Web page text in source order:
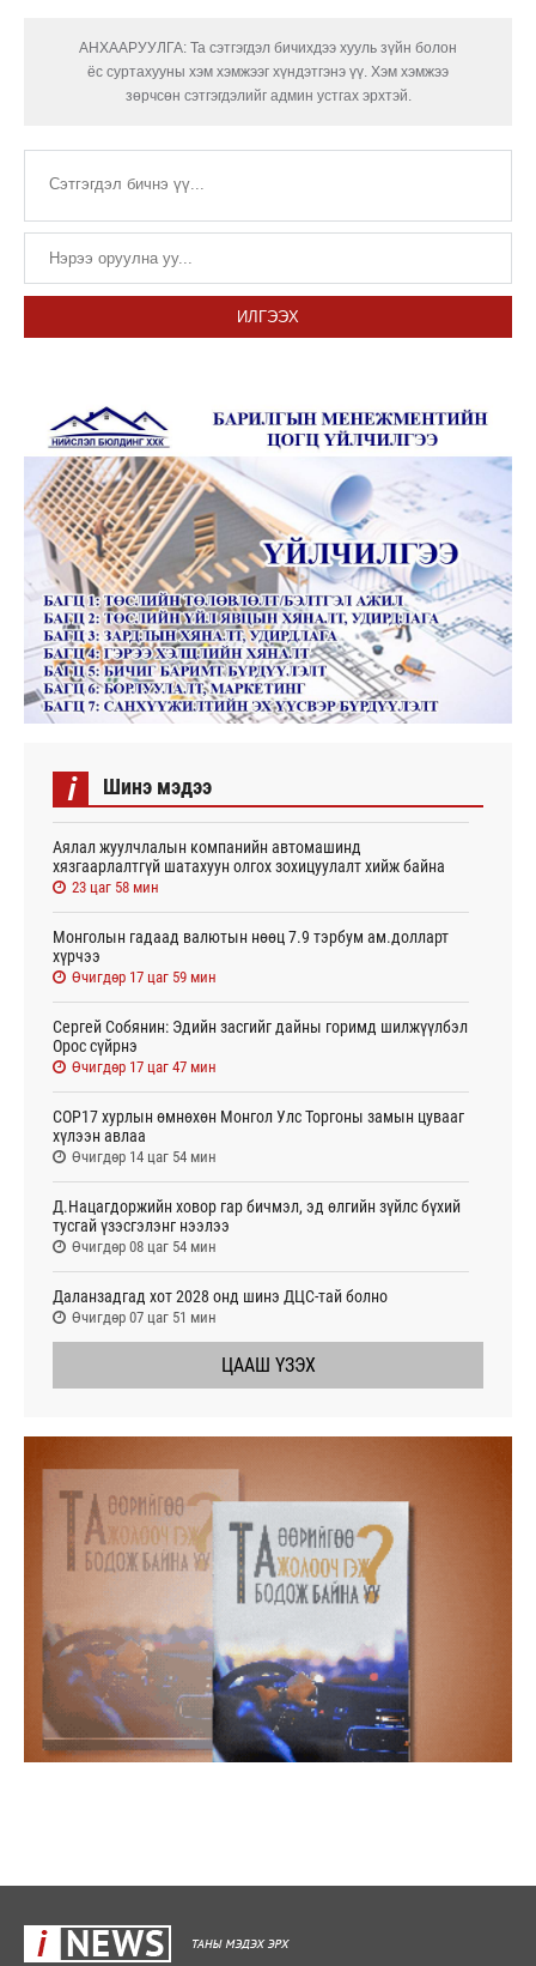
АНХААРУУЛГА: Та сэтгэгдэл бичихдээ хууль зүйн болон
ёс суртахууны хэм хэмжээг хүндэтгэнэ үү. Хэм хэмжээ
зөрчсөн сэтгэгдэлийг админ устгах эрхтэй.
ИЛГЭЭХ
i Шинэ мэдээ
Аялал жуулчлалын компанийн автомашинд
хязгаарлалтгүй шатахуун олгох зохицуулалт хийж байна
23 цаг 58 мин
Монголын гадаад валютын нөөц 7.9 тэрбум ам.долларт
хүрчээ
Өчигдөр 17 цаг 59 мин
Сергей Собянин: Эдийн засгийг дайны горимд шилжүүлбэл
Орос сүйрнэ
Өчигдөр 17 цаг 47 мин
COP17 хурлын өмнөхөн Монгол Улс Торгоны замын цувааг
хүлээн авлаа
Өчигдөр 14 цаг 54 мин
Д.Нацагдоржийн ховор гар бичмэл, эд өлгийн зүйлс бүхий
тусгай үзэсгэлэнг нээлээ
Өчигдөр 08 цаг 54 мин
Даланзадгад хот 2028 онд шинэ ДЦС-тай болно
Өчигдөр 07 цаг 51 мин
ЦААШ ҮЗЭХ